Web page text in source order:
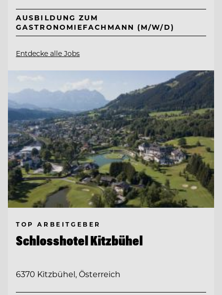
AUSBILDUNG ZUM
GASTRONOMIEFACHMANN (M/W/D)
Entdecke alle Jobs
TOP ARBEITGEBER
Schlosshotel Kitzbühel
6370 Kitzbühel, Österreich